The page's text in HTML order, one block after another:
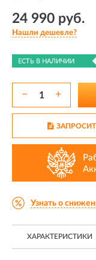
24 990 руб.
Нашли дешевле?
ЕСТЬ В НАЛИЧИИ
− +
Узнать о
ХАРАКТЕРИСТИКИ